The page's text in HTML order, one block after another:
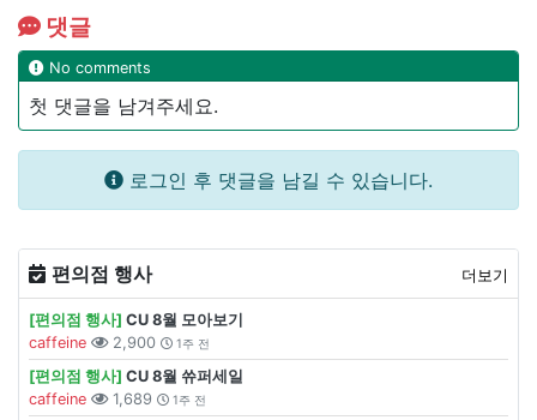
댓글
No comments
첫 댓글을 남겨주세요.
로그인 후 댓글을 남길 수 있습니다.
편의점 행사 더보기
[편의점 행사] CU 8월 모아보기
caffeine
2,900 1주 전
[편의점 행사] CU 8월 쓔퍼세일
caffeine
1,689 1주 전